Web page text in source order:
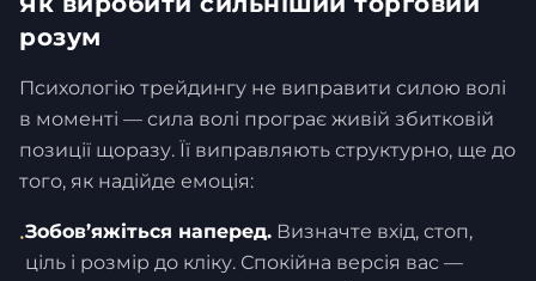
розум
Психологію трейдингу не виправити силою волі
в моменті — сила волі програє живій збитковій
позиції щоразу. Її виправляють структурно, ще до
того, як надійде емоція:
•Зобов’яжіться наперед. Визначте вхід, стоп,
ціль і розмір до кліку. Спокійна версія вас —